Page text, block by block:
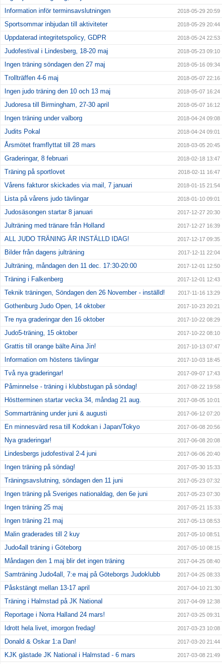
Information inför terminsavslutningen 2018-05-29 20:59
Sportsommar inbjudan till aktiviteter 2018-05-29 20:44
Uppdaterad integritetspolicy, GDPR 2018-05-24 22:53
Judofestival i Lindesberg, 18-20 maj 2018-05-23 09:10
Ingen träning söndagen den 27 maj 2018-05-16 09:34
Trollträffen 4-6 maj 2018-05-07 22:16
Ingen judo träning den 10 och 13 maj 2018-05-07 16:24
Judoresa till Birmingham, 27-30 april 2018-05-07 16:12
Ingen träning under valborg 2018-04-24 09:08
Judits Pokal 2018-04-24 09:01
Årsmötet framflyttat till 28 mars 2018-03-05 20:45
Graderingar, 8 februari 2018-02-18 13:47
Träning på sportlovet 2018-02-11 16:47
Vårens fakturor skickades via mail, 7 januari 2018-01-15 21:54
Lista på vårens judo tävlingar 2018-01-10 09:01
Judosäsongen startar 8 januari 2017-12-27 20:30
Julträning med tränare från Holland 2017-12-27 16:39
ALL JUDO TRÄNING ÄR INSTÄLLD IDAG! 2017-12-17 09:35
Bilder från dagens julträning 2017-12-11 22:04
Julträning, måndagen den 11 dec. 17:30-20:00 2017-12-01 12:50
Träning i Falkenberg 2017-12-01 12:43
Teknik träningen, Söndagen den 26 November - inställd! 2017-11-16 13:29
Gothenburg Judo Open, 14 oktober 2017-10-23 20:21
Tre nya graderingar den 16 oktober 2017-10-22 08:29
Judo5-träning, 15 oktober 2017-10-22 08:10
Grattis till orange bälte Aina Jin! 2017-10-13 07:47
Information om höstens tävlingar 2017-10-03 18:45
Två nya graderingar! 2017-09-07 17:43
Påminnelse - träning i klubbstugan på söndag! 2017-08-22 19:58
Höstterminen startar vecka 34, måndag 21 aug. 2017-08-05 10:01
Sommarträning under juni & augusti 2017-06-12 07:20
En minnesvärd resa till Kodokan i Japan/Tokyo 2017-06-08 20:56
Nya graderingar! 2017-06-08 20:08
Lindesbergs judofestival 2-4 juni 2017-06-06 20:40
Ingen träning på söndag! 2017-05-30 15:33
Träningsavslutning, söndagen den 11 juni 2017-05-23 07:32
Ingen träning på Sveriges nationaldag, den 6e juni 2017-05-23 07:30
Ingen träning 25 maj 2017-05-21 15:33
Ingen träning 21 maj 2017-05-13 08:53
Malin graderades till 2 kuy 2017-05-10 08:51
Judo4all träning i Göteborg 2017-05-10 08:15
Måndagen den 1 maj blir det ingen träning 2017-04-25 08:40
Samträning Judo4all, 7:e maj på Göteborgs Judoklubb 2017-04-25 08:33
Påskstängt mellan 13-17 april 2017-04-10 21:30
Träning i Halmstad på JK National 2017-04-09 12:38
Reportage i Norra Halland 24 mars! 2017-03-25 09:31
Idrott hela livet, imorgon fredag! 2017-03-23 10:08
Donald & Oskar 1:a Dan! 2017-03-20 21:44
KJK gästade JK National i Halmstad - 6 mars 2017-03-08 21:49